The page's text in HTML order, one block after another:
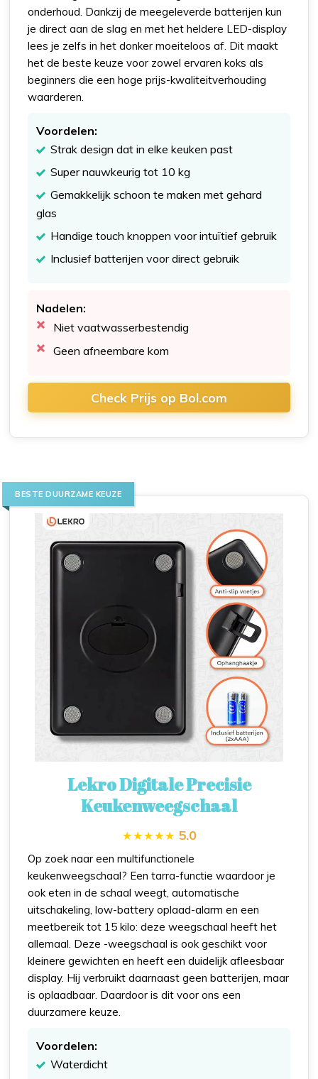
onderhoud. Dankzij de meegeleverde batterijen kun
je direct aan de slag en met het heldere LED-display
lees je zelfs in het donker moeiteloos af. Dit maakt
het de beste keuze voor zowel ervaren koks als
beginners die een hoge prijs-kwaliteitverhouding
waarderen.
Voordelen:
Strak design dat in elke keuken past
Super nauwkeurig tot 10 kg
Gemakkelijk schoon te maken met gehard
glas
Handige touch knoppen voor intuïtief gebruik
Inclusief batterijen voor direct gebruik
Nadelen:
Niet vaatwasserbestendig
Geen afneembare kom
Check Prijs op Bol.com
BESTE DUURZAME KEUZE
Lekro Digitale Precisie
Keukenweegschaal
5.0
Op zoek naar een multifunctionele
keukenweegschaal? Een tarra-functie waardoor je
ook eten in de schaal weegt, automatische
uitschakeling, low-battery oplaad-alarm en een
meetbereik tot 15 kilo: deze weegschaal heeft het
allemaal. Deze -weegschaal is ook geschikt voor
kleinere gewichten en heeft een duidelijk afleesbaar
display. Hij verbruikt daarnaast geen batterijen, maar
is oplaadbaar. Daardoor is dit voor ons een
duurzamere keuze.
Voordelen:
Waterdicht